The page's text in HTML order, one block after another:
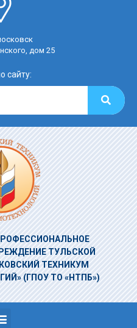
дом 25
сайту:
ТУЛЬСКОЙ
ТЕХНИКУМ
(ГПОУ ТО «НТПБ»)